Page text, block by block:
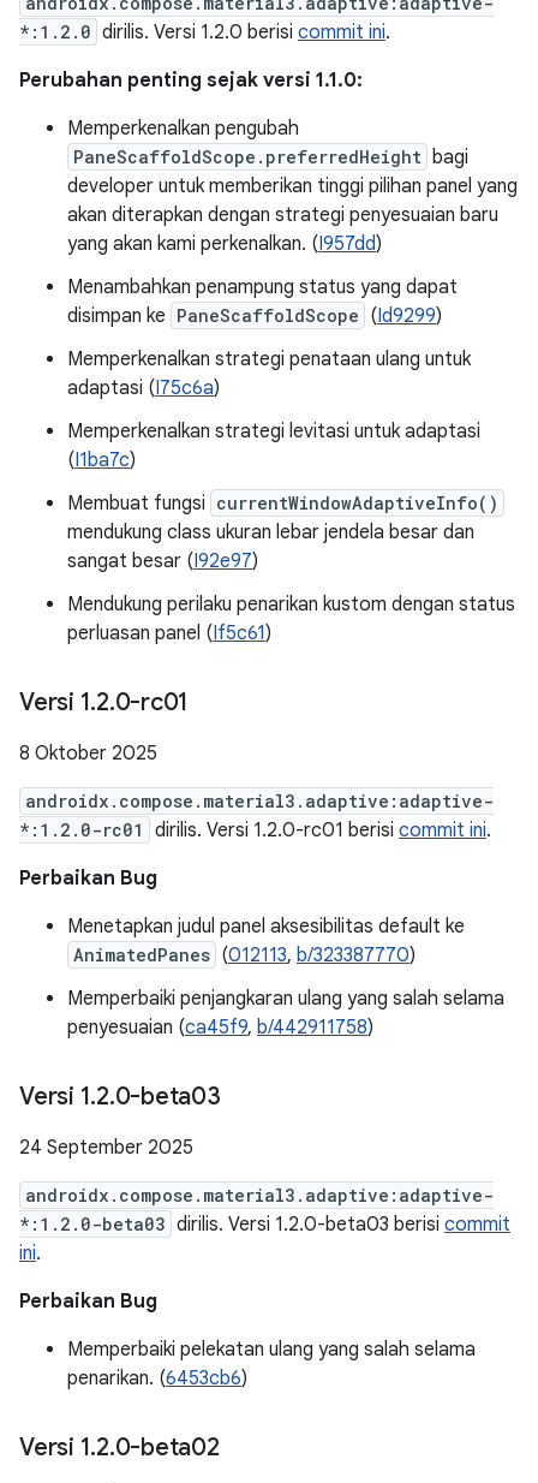
*:1.2.0 dirilis. Versi 1.2.0 berisi commit ini.
Perubahan penting sejak versi 1.1.0:
Memperkenalkan pengubah
PaneScaffoldScope.preferredHeight bagi
developer untuk memberikan tinggi pilihan panel yang
akan diterapkan dengan strategi penyesuaian baru
yang akan kami perkenalkan. (I957dd)
Menambahkan penampung status yang dapat
disimpan ke PaneScaffoldScope (Id9299)
Memperkenalkan strategi penataan ulang untuk
adaptasi (I75c6a)
Memperkenalkan strategi levitasi untuk adaptasi
(I1ba7c)
Membuat fungsi currentWindowAdaptiveInfo()
mendukung class ukuran lebar jendela besar dan
sangat besar (I92e97)
Mendukung perilaku penarikan kustom dengan status
perluasan panel (If5c61)
Versi 1.2.0-rc01
8 Oktober 2025
androidx.compose.material3.adaptive:adaptive-
*:1.2.0-rc01
dirilis. Versi 1.2.0-rc01 berisi commit ini.
Perbaikan Bug
Menetapkan judul panel aksesibilitas default ke
AnimatedPanes (012113, b/323387770)
Memperbaiki penjangkaran ulang yang salah selama
penyesuaian (ca45f9, b/442911758)
Versi 1.2.0-beta03
24 September 2025
androidx.compose.material3.adaptive:adaptive-
*:1.2.0-beta03 dirilis. Versi 1.2.0-beta03 berisi commit
ini.
Perbaikan Bug
Memperbaiki pelekatan ulang yang salah selama
penarikan. (6453cb6)
Versi 1.2.0-beta02